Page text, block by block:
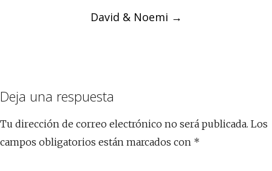
David & Noemi →
Deja una respuesta
Tu dirección de correo electrónico no será publicada. Los
campos obligatorios están marcados con *